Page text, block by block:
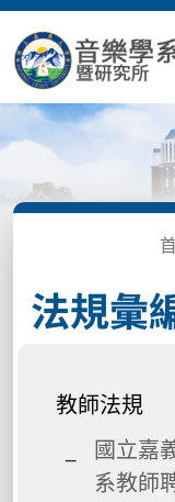
法規彙
教師法規
國立嘉
系教師